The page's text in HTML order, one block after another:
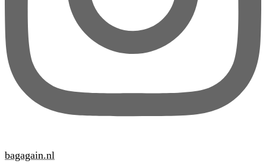
bagagain.nl